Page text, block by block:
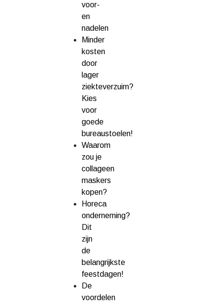
voor-
en
nadelen
Minder
kosten
door
lager
ziekteverzuim?
Kies
voor
goede
bureaustoelen!
Waarom
zou je
collageen
maskers
kopen?
Horeca
onderneming?
Dit
zijn
de
belangrijkste
feestdagen!
De
voordelen